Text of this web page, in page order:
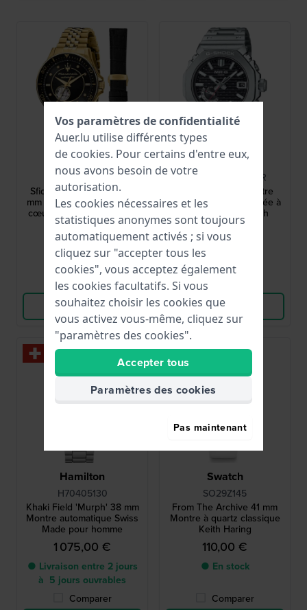
Maserati
R8823140012
Sfida - Special Edition 44
mm Montre automatique à
cœur ouvert avec 8 index
diamants et bracelet
supplémentaire
690,00 €
● En stock
Comparer
Voir les produits
G-Shock
MRG-B2100D-1ADR
MR-G 44.4 mm Montre
solaire radiocommandée à
connexion Bluetooth
4 200,00 €
● En stock
Voir les produits
Hamilton
H70405130
Khaki Field 'Murph' 38 mm
Montre automatique Swiss
Made pour homme
1 075,00 €
● Livraison entre 2 jours
à 5 jours ouvrables
Comparer
Swatch
SO29Z145
From The Archive 41 mm
Montre à quartz classique
Keith Haring
110,00 €
● En stock
Comparer
Vos paramètres de confidentialité
Auer.lu utilise différents types
de cookies. Pour certains d'entre eux,
nous avons besoin de votre
autorisation.
Les cookies nécessaires et les
statistiques anonymes sont toujours
automatiquement activés ; si vous
cliquez sur "accepter tous les
cookies", vous acceptez également
les cookies facultatifs. Si vous
souhaitez choisir les cookies que
vous activez vous-même, cliquez sur
"paramètres des cookies".
Accepter tous
Paramètres des cookies
Pas maintenant